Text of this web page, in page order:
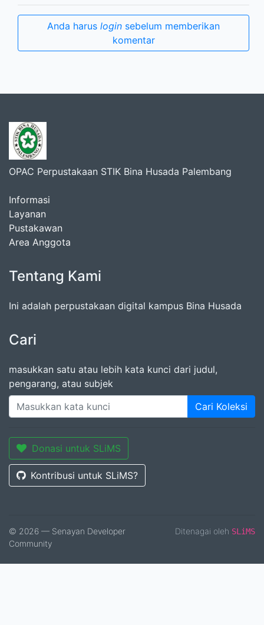
Anda harus login sebelum memberikan
komentar
OPAC Perpustakaan STIK Bina Husada Palembang
Informasi
Layanan
Pustakawan
Area Anggota
Tentang Kami
Ini adalah perpustakaan digital kampus Bina Husada
Cari
masukkan satu atau lebih kata kunci dari judul,
pengarang, atau subjek
Cari Koleksi
Donasi untuk SLiMS
Kontribusi untuk SLiMS?
© 2026 — Senayan Developer
Community
Ditenagai oleh SLiMS